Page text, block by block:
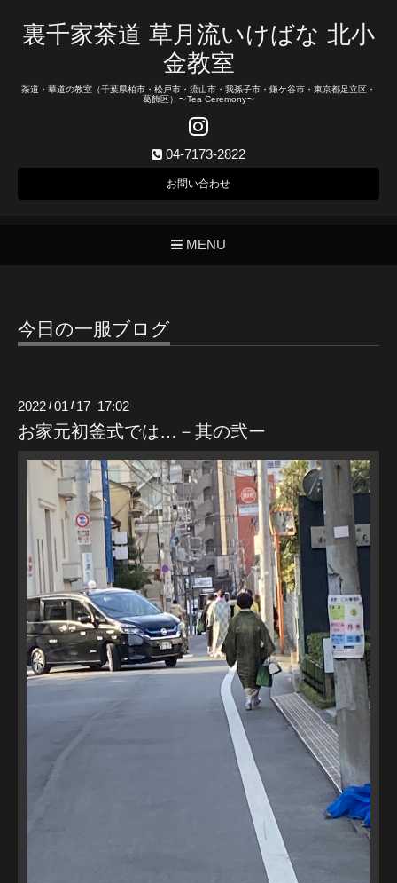
裏千家茶道 草月流いけばな 北小
金教室
茶道・華道の教室（千葉県柏市・松戸市・流山市・我孫子市・鎌ケ谷市・東京都足立区・
葛飾区）〜Tea Ceremony〜
04-7173-2822
お問い合わせ
MENU
今日の一服ブログ
2022 /01 / 17 17:02
お家元初釜式では…－其の弐ー